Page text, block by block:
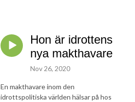
Hon är idrottens
nya makthavare
Nov 26, 2020
En makthavare inom den
idrottspolitiska världen hälsar på hos